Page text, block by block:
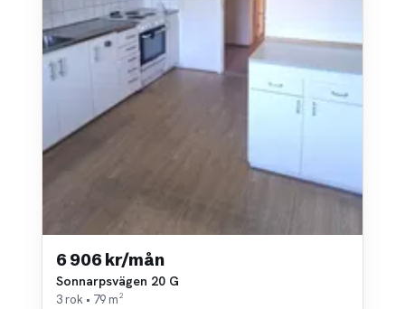
6 906 kr/mån
Sonnarpsvägen 20 G
3 rok • 79 m²